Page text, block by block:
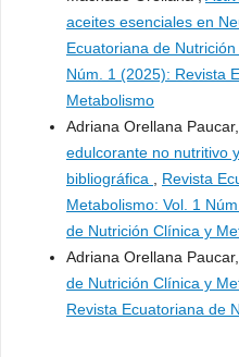
aceites esenciales en
Ecuatoriana de
Núm. 1 (2025): Revista
Metabolismo
Adriana Orellana Paucar,
edulcorante no nutritivo
bibliográfica , Revista
Metabolismo: Vol. 1
de Nutrición Clínica y
Adriana Orellana Paucar,
de Nutrición Clínica y
Revista Ecuatoriana de